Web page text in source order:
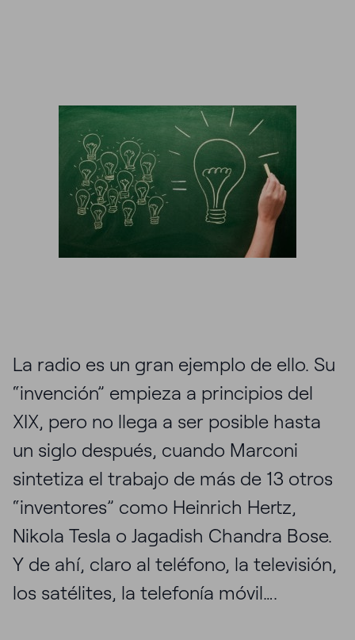
La radio es un gran ejemplo de ello. Su
“invención” empieza a principios del
XIX, pero no llega a ser posible hasta
un siglo después, cuando Marconi
sintetiza el trabajo de más de 13 otros
“inventores” como Heinrich Hertz,
Nikola Tesla o Jagadish Chandra Bose.
Y de ahí, claro al teléfono, la televisión,
los satélites, la telefonía móvil….